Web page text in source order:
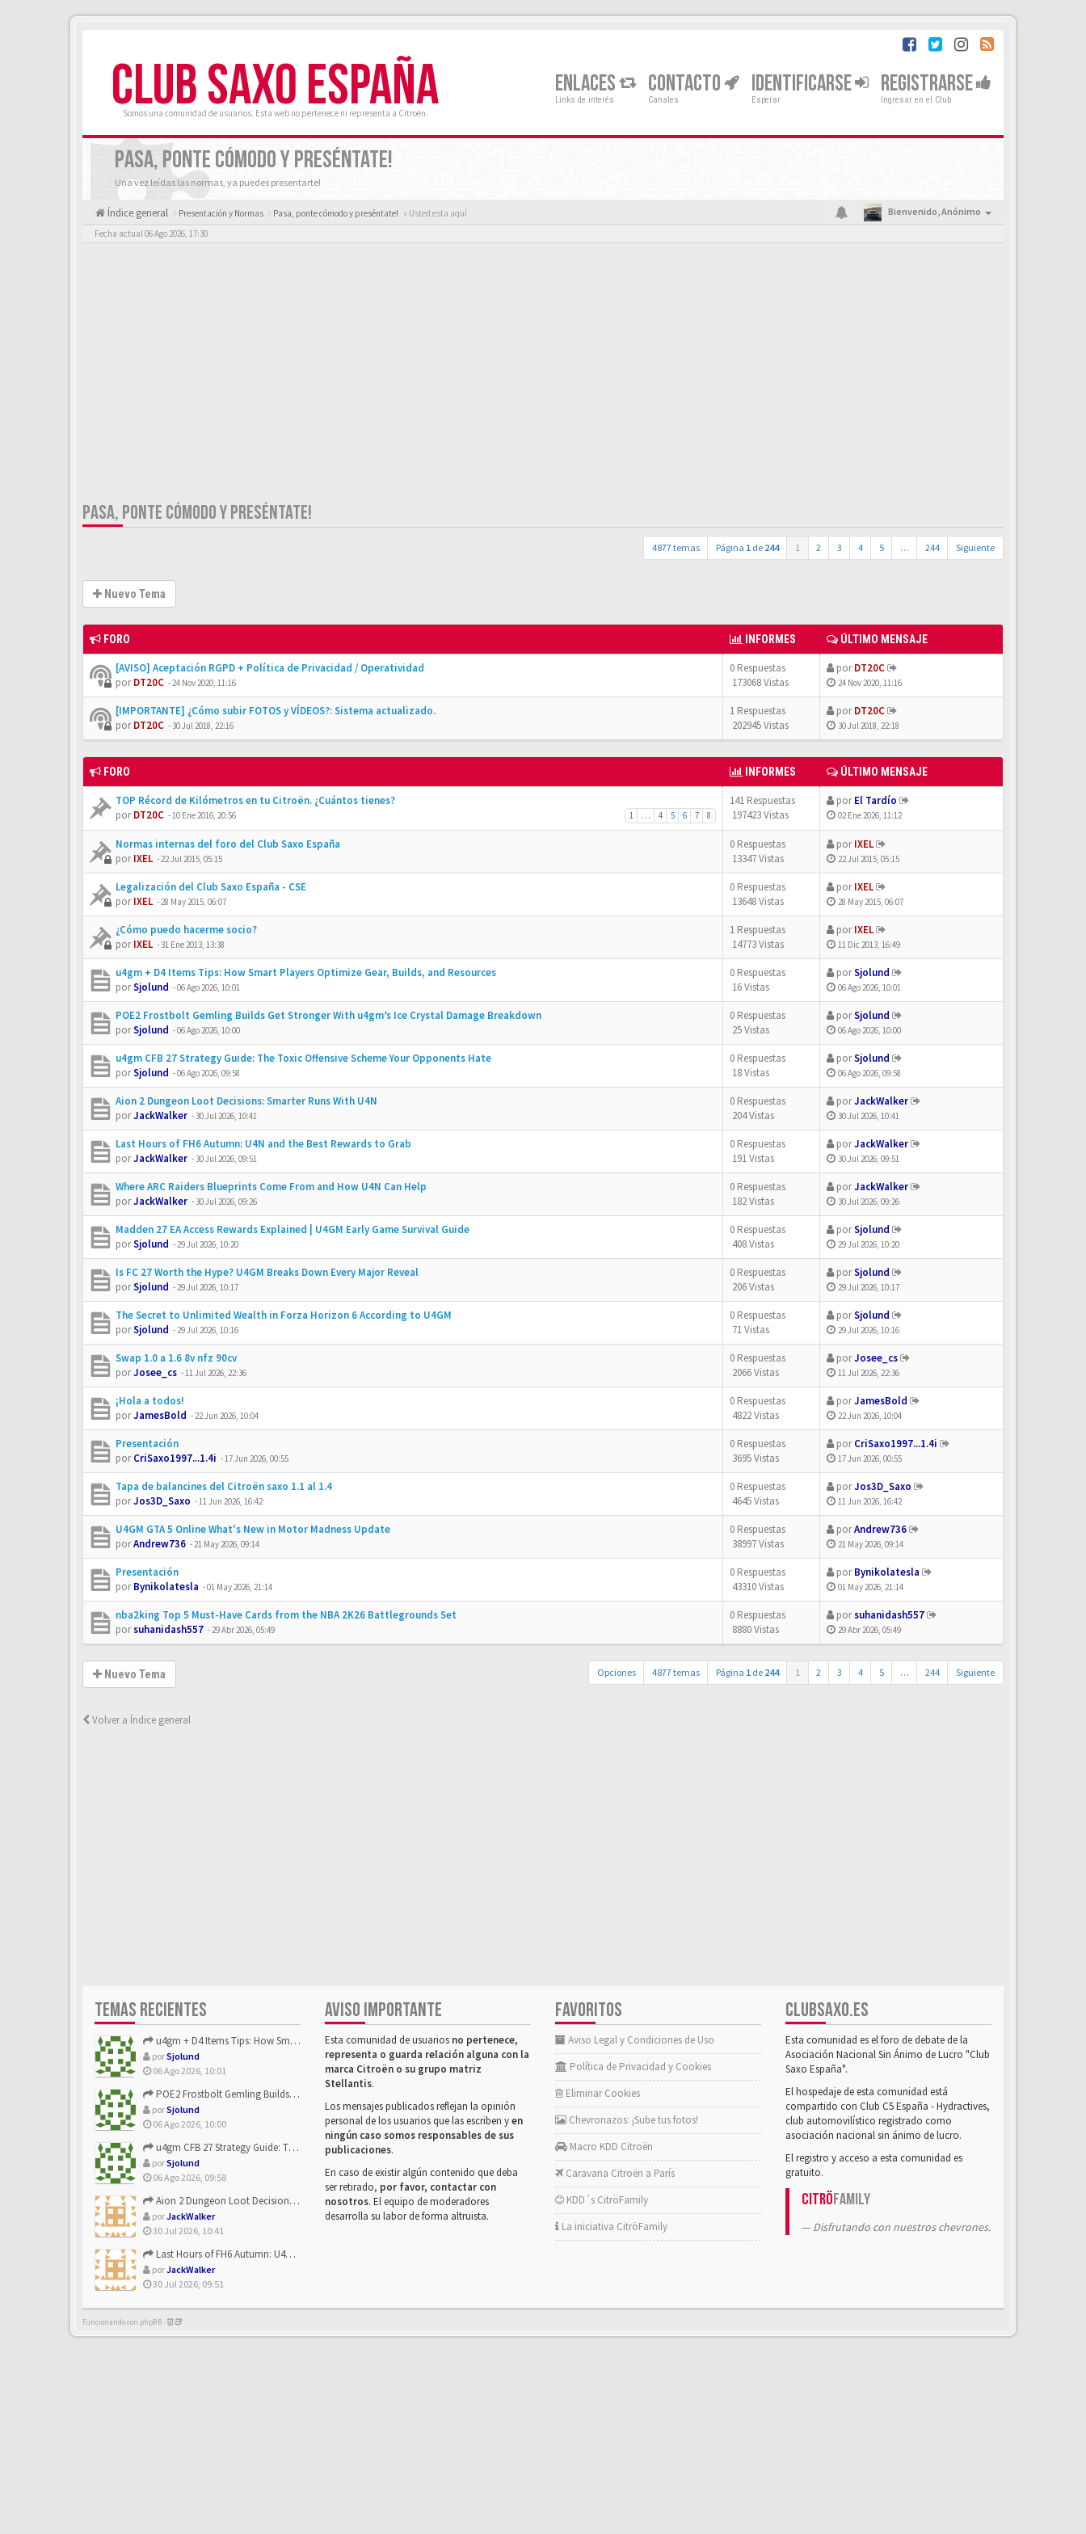
CLUB SAXO ESPAÑA
Somos una comunidad de usuarios. Esta web no pertenece ni representa a Citroën.
ENLACES
Links de interés
CONTACTO
Canales
IDENTIFICARSE
Esperar
REGISTRARSE
Ingresar en el Club
PASA, PONTE CÓMODO Y PRESÉNTATE!
Una vez leídas las normas, ya puedes presentarte!
Índice general Presentación y Normas Pasa, ponte cómodo y preséntate! « Usted esta aquí Bienvenido,Anónimo
Fecha actual 06 Ago 2026, 17:30
PASA, PONTE CÓMODO Y PRESÉNTATE!
4877 temas Página 1 de 244 1 2 3 4 5 … 244 Siguiente
Nuevo Tema
FORO INFORMES ÚLTIMO MENSAJE
[AVISO] Aceptación RGPD + Política de Privacidad / Operatividad
porDT20C -24 Nov 2020, 11:16
0 Respuestas
173068 Vistas
porDT20C
24 Nov 2020, 11:16
[IMPORTANTE] ¿Cómo subir FOTOS y VÍDEOS?: Sistema actualizado.
porDT20C - 30 Jul 2018, 22:16
1 Respuestas
202945 Vistas
porDT20C
30 Jul 2018, 22:18
FORO INFORMES ÚLTIMO MENSAJE
TOP Récord de Kilómetros en tu Citroën. ¿Cuántos tienes?
1 … 4 5 6 7 8
porDT20C -10 Ene 2016, 20:56
141 Respuestas
197423 Vistas
porEl Tardío
02 Ene 2026, 11:12
Normas internas del foro del Club Saxo España
porIXEL -22 Jul 2015, 05:15
0 Respuestas
13347 Vistas
porIXEL
22 Jul 2015, 05:15
Legalización del Club Saxo España - CSE
porIXEL -28 May 2015, 06:07
0 Respuestas
13648 Vistas
porIXEL
28 May 2015, 06:07
¿Cómo puedo hacerme socio?
porIXEL - 31 Ene 2013, 13:38
1 Respuestas
14773 Vistas
porIXEL
11 Dic 2013, 16:49
u4gm + D4 Items Tips: How Smart Players Optimize Gear, Builds, and Resources
porSjolund -06 Ago 2026, 10:01
0 Respuestas
16 Vistas
porSjolund
06 Ago 2026, 10:01
POE2 Frostbolt Gemling Builds Get Stronger With u4gm’s Ice Crystal Damage Breakdown
porSjolund -06 Ago 2026, 10:00
0 Respuestas
25 Vistas
porSjolund
06 Ago 2026, 10:00
u4gm CFB 27 Strategy Guide: The Toxic Offensive Scheme Your Opponents Hate
porSjolund -06 Ago 2026, 09:58
0 Respuestas
18 Vistas
porSjolund
06 Ago 2026, 09:58
Aion 2 Dungeon Loot Decisions: Smarter Runs With U4N
porJackWalker - 30 Jul 2026, 10:41
0 Respuestas
204 Vistas
porJackWalker
30 Jul 2026, 10:41
Last Hours of FH6 Autumn: U4N and the Best Rewards to Grab
porJackWalker -30 Jul 2026, 09:51
0 Respuestas
191 Vistas
porJackWalker
30 Jul 2026, 09:51
Where ARC Raiders Blueprints Come From and How U4N Can Help
porJackWalker - 30 Jul 2026, 09:26
0 Respuestas
182 Vistas
porJackWalker
30 Jul 2026, 09:26
Madden 27 EA Access Rewards Explained | U4GM Early Game Survival Guide
porSjolund -29 Jul 2026, 10:20
0 Respuestas
408 Vistas
porSjolund
29 Jul 2026, 10:20
Is FC 27 Worth the Hype? U4GM Breaks Down Every Major Reveal
porSjolund -29 Jul 2026, 10:17
0 Respuestas
206 Vistas
porSjolund
29 Jul 2026, 10:17
The Secret to Unlimited Wealth in Forza Horizon 6 According to U4GM
porSjolund -29 Jul 2026, 10:16
0 Respuestas
71 Vistas
porSjolund
29 Jul 2026, 10:16
Swap 1.0 a 1.6 8v nfz 90cv
porJosee_cs -11 Jul 2026, 22:36
0 Respuestas
2066 Vistas
porJosee_cs
11 Jul 2026, 22:36
¡Hola a todos!
porJamesBold -22 Jun 2026, 10:04
0 Respuestas
4822 Vistas
porJamesBold
22 Jun 2026, 10:04
Presentación
porCriSaxo1997...1.4i -17 Jun 2026, 00:55
0 Respuestas
3695 Vistas
porCriSaxo1997...1.4i
17 Jun 2026, 00:55
Tapa de balancines del Citroën saxo 1.1 al 1.4
porJos3D_Saxo -11 Jun 2026, 16:42
0 Respuestas
4645 Vistas
porJos3D_Saxo
11 Jun 2026, 16:42
U4GM GTA 5 Online What's New in Motor Madness Update
porAndrew736 -21 May 2026, 09:14
0 Respuestas
38997 Vistas
porAndrew736
21 May 2026, 09:14
Presentación
porBynikolatesla -01 May 2026, 21:14
0 Respuestas
43310 Vistas
porBynikolatesla
01 May 2026, 21:14
nba2king Top 5 Must-Have Cards from the NBA 2K26 Battlegrounds Set
porsuhanidash557 -29 Abr 2026, 05:49
0 Respuestas
8880 Vistas
porsuhanidash557
29 Abr 2026, 05:49
Nuevo Tema Opciones 4877 temas Página 1 de 244 1 2 3 4 5 … 244 Siguiente
Volver a Índice general
TEMAS RECIENTES
u4gm + D4 Items Tips: How Smart Players Optimize Gear, Build...
porSjolund
06 Ago 2026, 10:01
POE2 Frostbolt Gemling Builds Get Stronger With u4gm’s Ice C...
porSjolund
06 Ago 2026, 10:00
u4gm CFB 27 Strategy Guide: The Toxic Offensive Scheme Your ...
porSjolund
06 Ago 2026, 09:58
Aion 2 Dungeon Loot Decisions: Smarter Runs With U4N
porJackWalker
30 Jul 2026, 10:41
Last Hours of FH6 Autumn: U4N and the Best Rewards to Grab
porJackWalker
30 Jul 2026, 09:51
AVISO IMPORTANTE
Esta comunidad de usuarios no pertenece,
representa o guarda relación alguna con la
marca Citroën o su grupo matriz
Stellantis.
Los mensajes publicados reflejan la opinión
personal de los usuarios que las escriben yen
ningún caso somos responsables de sus
publicaciones.
En caso de existir algún contenido que deba
ser retirado, por favor, contactar con
nosotros. El equipo de moderadores
desarrolla su labor de forma altruista.
FAVORITOS
Aviso Legal y Condiciones de Uso
Política de Privacidad y Cookies
Eliminar Cookies
Chevronazos: ¡Sube tus fotos!
Macro KDD Citroën
Caravana Citroën a París
KDD´s CitröFamily
La iniciativa CitröFamily
CLUBSAXO.ES
Esta comunidad es el foro de debate de la
Asociación Nacional Sin Ánimo de Lucro "Club
Saxo España".
El hospedaje de esta comunidad está
compartido con Club C5 España - Hydractives,
club automovilístico registrado como
asociación nacional sin ánimo de lucro.
El registro y acceso a esta comunidad es
gratuito.
CitröFamily
Disfrutando con nuestros chevrones.
Funcionando con phpBB -